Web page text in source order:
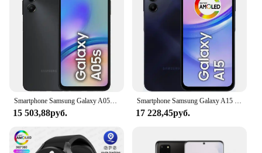
Smartphone Samsung Galaxy A05s 6,7 "128GB Black 6GB RAM Camera. Triple 50MP + Selfie 8MP Battery 5000mAh Dual Chip
15 503,88руб.
Smartphone Samsung Galaxy A15 6,5 "128GB Dark Blue 4G 4GB RAM Camera. Triple 50MP + Selfie 13MP 5000mAh Dual Chip
17 228,45руб.